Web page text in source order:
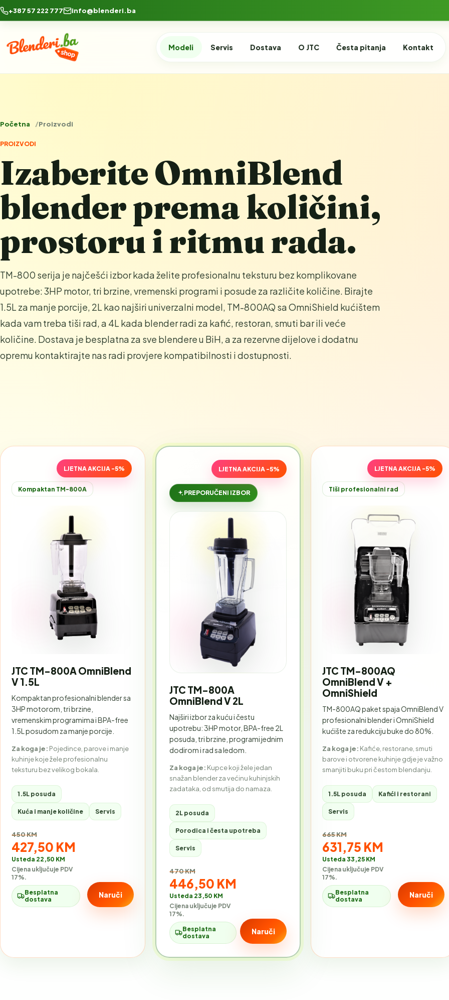
+387 57 222 777 info@blenderi.ba
Modeli Servis Dostava O JTC Česta pitanja Kontakt
Početna Proizvodi
PROIZVODI
Izaberite OmniBlend
blender prema količini,
prostoru i ritmu rada.
TM-800 serija je najčešći izbor kada želite profesionalnu teksturu bez komplikovane
upotrebe: 3HP motor, tri brzine, vremenski programi i posude za različite količine. Birajte
1.5L za manje porcije, 2L kao najširi univerzalni model, TM-800AQ sa OmniShield kućištem
kada vam treba tiši rad, a 4L kada blender radi za kafić, restoran, smuti bar ili veće
količine. Dostava je besplatna za sve blendere u BiH, a za rezervne dijelove i dodatnu
opremu kontaktirajte nas radi provjere kompatibilnosti i dostupnosti.
Kompaktan TM-800A
LJETNA AKCIJA -5%
JTC TM-800A OmniBlend
V 1.5L
Kompaktan profesionalni blender sa
3HP motorom, tri brzine,
vremenskim programima i BPA-free
1.5L posudom za manje porcije.
Za koga je: Pojedince, parove i manje
kuhinje koje žele profesionalnu
teksturu bez velikog bokala.
1.5L posuda
Kuća i manje količine Servis
Stara cijena:
450 KM
Akcijska cijena:
427,50 KM
Usteda 22,50 KM
Cijena uključuje PDV
17%.
Besplatna
dostava
Naruči
PREPORUČENI IZBOR
LJETNA AKCIJA -5%
JTC TM-800A
OmniBlend V 2L
Najširi izbor za kuću i čestu
upotrebu: 3HP motor, BPA-free 2L
posuda, tri brzine, programi jednim
dodirom i rad sa ledom.
Za koga je: Kupce koji žele jedan
snažan blender za većinu kuhinjskih
zadataka, od smutija do namaza.
2L posuda
Porodica i česta upotreba
Servis
Stara cijena:
470 KM
Akcijska cijena:
446,50 KM
Usteda 23,50 KM
Cijena uključuje PDV
17%.
Besplatna
dostava
Naruči
Tiši profesionalni rad
LJETNA AKCIJA -5%
JTC TM-800AQ
OmniBlend V +
OmniShield
TM-800AQ paket spaja OmniBlend V
profesionalni blender i OmniShield
kućište za redukciju buke do 80%.
Za koga je: Kafiće, restorane, smuti
barove i otvorene kuhinje gdje je važno
smanjiti buku pri čestom blendanju.
1.5L posuda Kafići i restorani
Servis
Stara cijena:
665 KM
Akcijska cijena:
631,75 KM
Usteda 33,25 KM
Cijena uključuje PDV
17%.
Besplatna
dostava
Naruči